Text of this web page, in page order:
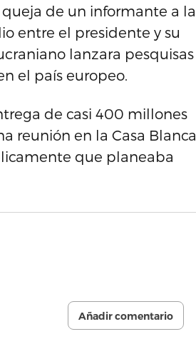
de un informante a la
entre el presidente y su
lanzara pesquisas
el país europeo.
de casi 400 millones
reunión en la Casa Blanca
que planeaba
Añadir comentario